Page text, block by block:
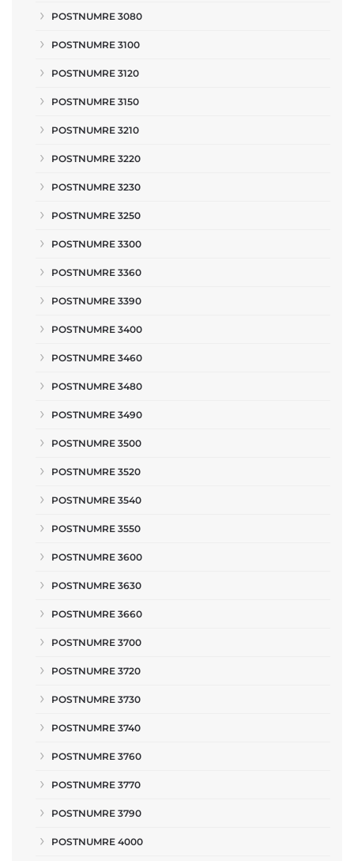
POSTNUMRE 3080
POSTNUMRE 3100
POSTNUMRE 3120
POSTNUMRE 3150
POSTNUMRE 3210
POSTNUMRE 3220
POSTNUMRE 3230
POSTNUMRE 3250
POSTNUMRE 3300
POSTNUMRE 3360
POSTNUMRE 3390
POSTNUMRE 3400
POSTNUMRE 3460
POSTNUMRE 3480
POSTNUMRE 3490
POSTNUMRE 3500
POSTNUMRE 3520
POSTNUMRE 3540
POSTNUMRE 3550
POSTNUMRE 3600
POSTNUMRE 3630
POSTNUMRE 3660
POSTNUMRE 3700
POSTNUMRE 3720
POSTNUMRE 3730
POSTNUMRE 3740
POSTNUMRE 3760
POSTNUMRE 3770
POSTNUMRE 3790
POSTNUMRE 4000